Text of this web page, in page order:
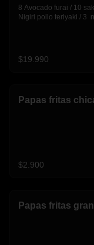
8 Avocado furai / 10
Nigiri pollo teriyaki / 3
$19.990
Papas fritas
$2.900
Papas fritas